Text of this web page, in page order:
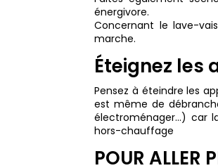
énergivore.
Concernant le lave-
marche.
Éteignez les
Pensez à éteindre les
est même de
électroménager…) car
hors-chauffage
POUR ALLER